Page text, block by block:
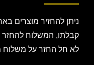
קבלתו, המשלוח להחזר
לא חל החזר על משלוח